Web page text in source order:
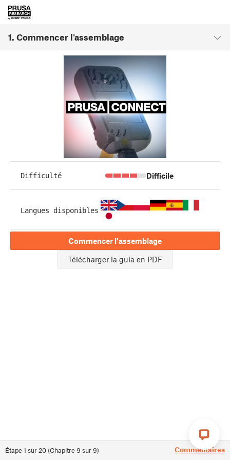
1. Commencer l'assemblage
Étape 1 sur 20 (Chapitre 9 sur9) Commentaires
Difficulté Difficile
Langues disponibles
Commencer l'assemblage
Télécharger la guía en PDF